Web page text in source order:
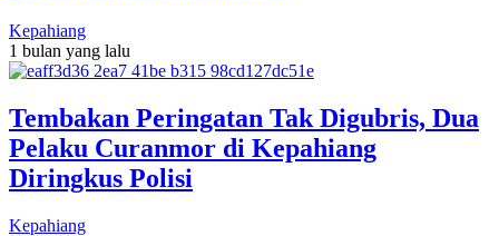
Kepahiang
1 bulan yang lalu
Tembakan Peringatan Tak Digubris, Dua
Pelaku Curanmor di Kepahiang
Diringkus Polisi
Kepahiang